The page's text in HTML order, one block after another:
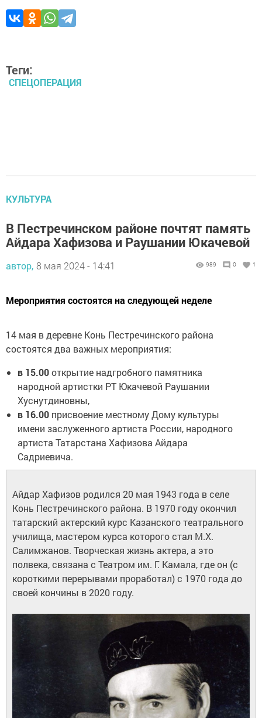
Теги:
СПЕЦОПЕРАЦИЯ
КУЛЬТУРА
В Пестречинском районе почтят память
Айдара Хафизова и Раушании Юкачевой
автор, 8 мая 2024 - 14:41 989 0 1
Мероприятия состоятся на следующей неделе
14 мая в деревне Конь Пестречинского района
состоятся два важных мероприятия:
в 15.00открытие надгробного памятника
народной артистки РТ Юкачевой Раушании
Хуснутдиновны,
в 16.00 присвоение местному Дому культуры
имени заслуженного артиста России, народного
артиста Татарстана Хафизова Айдара
Садриевича.
Айдар Хафизов родился 20 мая 1943 года в селе
Конь Пестречинского района. В 1970 году окончил
татарский актерский курс Казанского театрального
училища, мастером курса которого стал М.Х.
Салимжанов. Творческая жизнь актера, а это
полвека, связана с Театром им. Г. Камала, где он (с
короткими перерывами проработал) с 1970 года до
своей кончины в 2020 году.